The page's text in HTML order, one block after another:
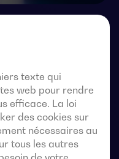
texte qui
web pour rendre
efficace. La loi
des cookies sur
nécessaires au
tous les autres
de deux sources
contacts à distance
contrôleur
logique d’impulsions
des systèmes